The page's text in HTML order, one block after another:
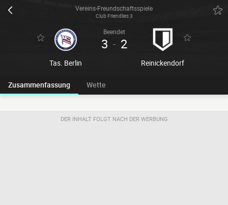
Vereins-Freundschaftsspiele
Club Friendlies 3
Tas. Berlin
Beendet
3 - 2
Reinickendorf
Zusammenfassung Wette
DER INHALT FOLGT NACH DER WERBUNG